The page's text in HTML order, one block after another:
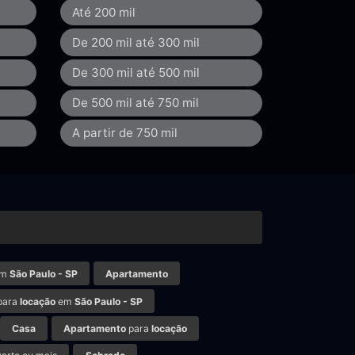
Até 200 mil
De 200 mil até 300 mil
De 300 mil até 500 mil
De 500 mil até 750 mil
A partir de 750 mil
São Paulo - SP Apartamento
locaçãoem São Paulo - SP
Casa Apartamento paralocação